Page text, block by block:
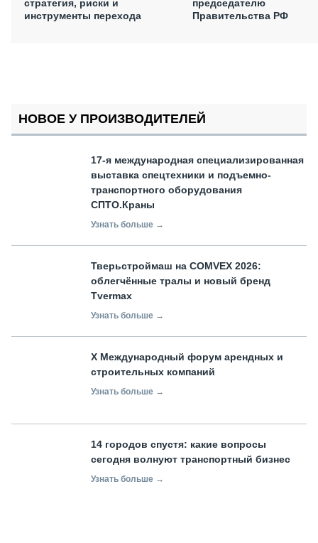
стратегия, риски и
инструменты перехода
председателю
Правительства РФ
НОВОЕ У ПРОИЗВОДИТЕЛЕЙ
17-я международная специализированная
выставка спецтехники и подъемно-
транспортного оборудования
СПТО.Краны
Узнать больше →
Тверьстроймаш на COMVEX 2026:
облегчённые тралы и новый бренд
Tvermax
Узнать больше →
X Международный форум арендных и
строительных компаний
Узнать больше →
14 городов спустя: какие вопросы
сегодня волнуют транспортный бизнес
Узнать больше →